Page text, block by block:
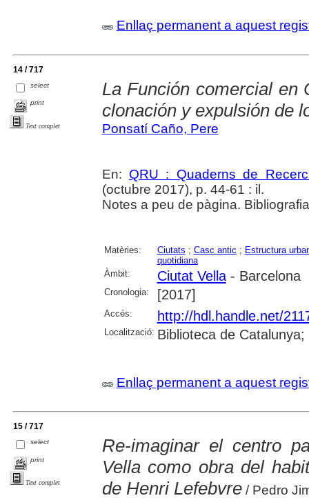
Enllaç permanent a aquest
14 / 717
select
print
Text complet
La Función comercial en
clonación y expulsión de
Ponsatí Caño, Pere
En: QRU : Quaderns de
(octubre 2017), p. 44-61 : il.
Notes a peu de pàgina.
Matèries: Ciutats ; Casc antic ; Estructura
quotidiana
Àmbit:
Ciutat Vella- Barcelona
Cronologia: [2017]
Accés: http://hdl.handle.net/
Localització: Biblioteca de
Enllaç permanent a aquest
15 / 717
select
print
Text complet
Re-imaginar el centro
Vella como obra del
de Henri Lefebvre/ Pedro